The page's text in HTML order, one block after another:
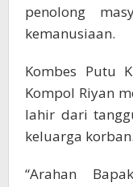
penolong
kemanusiaan.
Kombes Putu
Kompol Riyan
lahir dari
keluarga korban.
“Arahan